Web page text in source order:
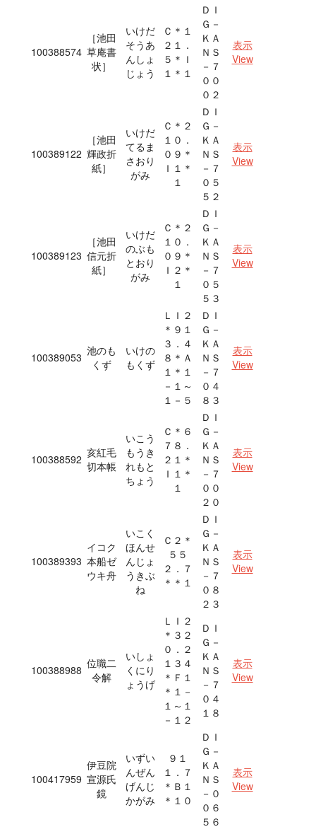
100388574
［池田
草庵書
状］
いけだ
そうあ
んしょ
じょう
Ｃ＊１
２１．
５＊Ｉ
１＊１
ＤＩ
Ｇ－
ＫＡ
ＮＳ
－７
００
０２
表示
View
100389122
［池田
輝政折
紙］
いけだ
てるま
さおり
がみ
Ｃ＊２
１０．
０９＊
Ｉ１＊
１
ＤＩ
Ｇ－
ＫＡ
ＮＳ
－７
０５
５２
表示
View
100389123
［池田
信元折
紙］
いけだ
のぶも
とおり
がみ
Ｃ＊２
１０．
０９＊
Ｉ２＊
１
ＤＩ
Ｇ－
ＫＡ
ＮＳ
－７
０５
５３
表示
View
100389053 池のも
くず
いけの
もくず
ＬＩ２
＊９１
３．４
８＊Ａ
１＊１
－１～
１－５
ＤＩ
Ｇ－
ＫＡ
ＮＳ
－７
０４
８３
表示
View
100388592 亥紅毛
切本帳
いこう
もうき
れもと
ちょう
Ｃ＊６
７８．
２１＊
Ｉ１＊
１
ＤＩ
Ｇ－
ＫＡ
ＮＳ
－７
００
２０
表示
View
100389393
イコク
本船ゼ
ウキ舟
いこく
ほんせ
んじょ
うきぶ
ね
Ｃ２＊
５５
２．７
＊＊１
ＤＩ
Ｇ－
ＫＡ
ＮＳ
－７
０８
２３
表示
View
100388988 位職二
令解
いしょ
くにり
ょうげ
ＬＩ２
＊３２
０．２
１３４
＊Ｆ１
＊１－
１～１
－１２
ＤＩ
Ｇ－
ＫＡ
ＮＳ
－７
０４
１８
表示
View
100417959
伊豆院
宣源氏
鏡
いずい
んぜん
げんじ
かがみ
９１
１．７
＊Ｂ１
＊１０
ＤＩ
Ｇ－
ＫＡ
ＮＳ
－０
０６
５６
表示
View